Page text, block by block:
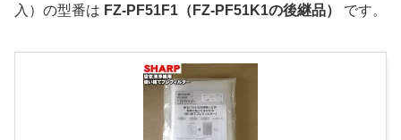
入）の型番は FZ-PF51F1（FZ-PF51K1の後継品） です。